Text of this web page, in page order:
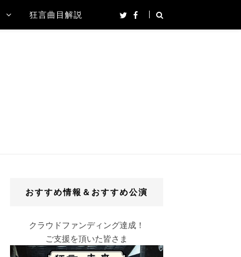
狂言曲目解説
おすすめ情報＆おすすめ公演
クラウドファンディング達成！
ご支援を頂いた皆さま